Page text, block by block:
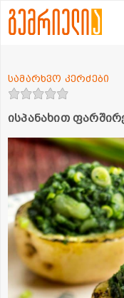
ისპანახით
სამარხვო კერძები